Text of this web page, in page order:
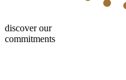
discover our
commitments